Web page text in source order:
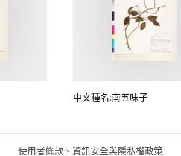
中文種名:南五味子
使用者條款、資訊安全與隱私權政策